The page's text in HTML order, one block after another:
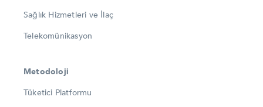
Sağlık Hizmetleri ve İlaç
Telekomünikasyon
Metodoloji
Tüketici Platformu